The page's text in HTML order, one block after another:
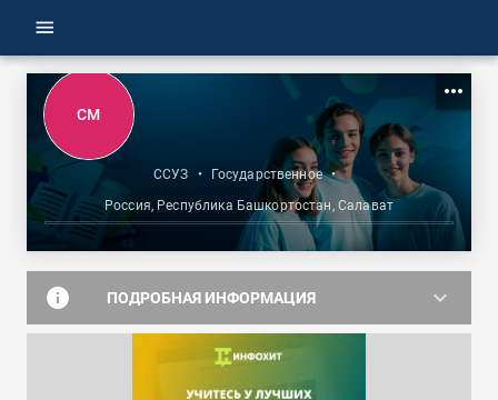
menu
more_horiz
СМ
ССУЗ • Государственное •
Россия, Республика Башкортостан, Салават
info ПОДРОБНАЯ ИНФОРМАЦИЯ keyboard_arrow_down